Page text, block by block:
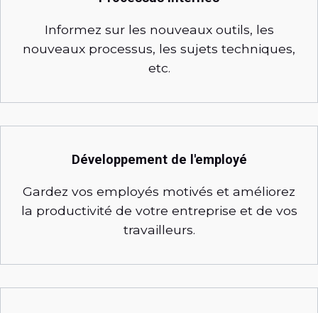
Informez sur les nouveaux outils, les
nouveaux processus, les sujets techniques,
etc.
Développement de l'employé
Gardez vos employés motivés et améliorez
la productivité de votre entreprise et de vos
travailleurs.